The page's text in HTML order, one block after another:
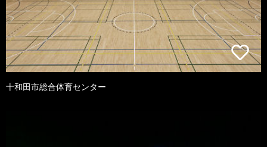
十和田市総合体育センター